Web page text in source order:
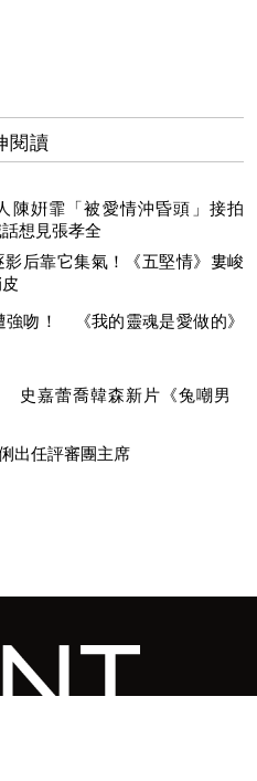
閱讀
陳姸霏「被愛情沖昏頭」接拍
想見張孝全
影后靠它集氣！《五堅情》婁峻
強吻！ 《我的靈魂是愛做的》
史嘉蕾喬韓森新片《兔嘲男
出任評審團主席